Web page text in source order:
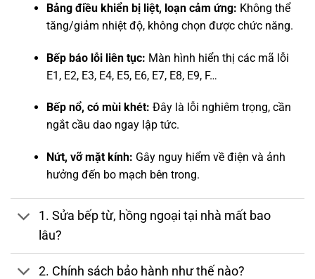
Bảng điều khiển bị liệt, loạn cảm ứng: Không thể
tăng/giảm nhiệt độ, không chọn được chức năng.
Bếp báo lỗi liên tục: Màn hình hiển thị các mã lỗi
E1, E2, E3, E4, E5, E6, E7, E8, E9, F…
Bếp nổ, có mùi khét: Đây là lỗi nghiêm trọng, cần
ngắt cầu dao ngay lập tức.
Nứt, vỡ mặt kính: Gây nguy hiểm về điện và ảnh
hưởng đến bo mạch bên trong.
1. Sửa bếp từ, hồng ngoại tại nhà mất bao
lâu?
2. Chính sách bảo hành như thế nào?